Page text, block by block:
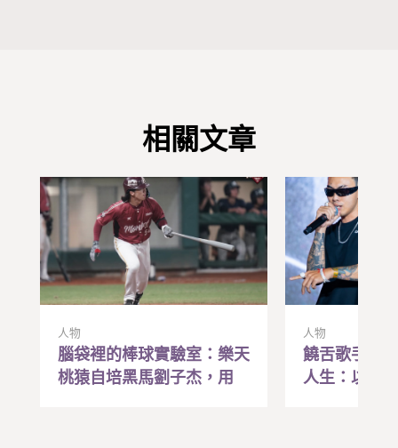
相關文章
人物
腦袋裡的棒球實驗室：樂天
桃猿自培黑馬劉子杰，用
人物
饒舌歌手Lizi
人生：以前